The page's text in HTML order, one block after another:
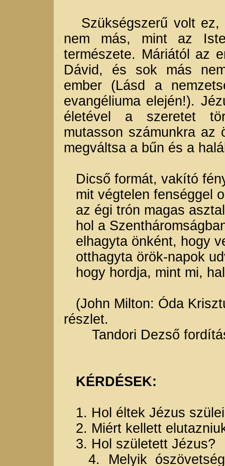
Szükségszerű volt ez,
nem más, mint az
természete. Máriától az
Dávid, és sok más
ember (Lásd a
evangéliuma elején!).
életével a szeretet
mutasson számunkra az
megváltsa a bűn és a
Dicső formát, vakító
mit végtelen fenséggel
az égi trón magas
hol a
elhagyta önként, hogy
otthagyta örök-napok
hogy hordja, mint mi,
(John Milton: Óda
részlet.
Tandori Dezső
KÉRDÉSEK:
1. Hol éltek Jézus
2. Miért kellett
3. Hol született Jézus?
4. Melyik